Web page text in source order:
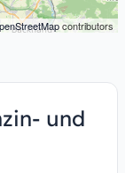
contributors
und